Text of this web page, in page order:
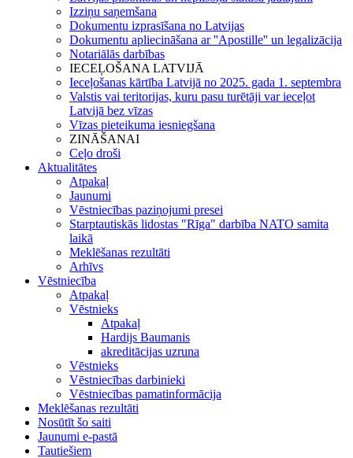
Izziņu saņemšana
Dokumentu izprasīšana no Latvijas
Dokumentu apliecināšana ar ''Apostille'' un legalizācija
Notariālās darbības
IECEĻOŠANA LATVIJĀ
Ieceļošanas kārtība Latvijā no 2025. gada 1. septembra
Valstis vai teritorijas, kuru pasu turētāji var ieceļot
Latvijā bez vīzas
Vīzas pieteikuma iesniegšana
ZINĀŠANAI
Ceļo droši
Aktualitātes
Atpakaļ
Jaunumi
Vēstniecības paziņojumi presei
Starptautiskās lidostas "Rīga" darbība NATO samita
laikā
Meklēšanas rezultāti
Arhīvs
Vēstniecība
Atpakaļ
Vēstnieks
Atpakaļ
Hardijs Baumanis
akreditācijas uzruna
Vēstnieks
Vēstniecības darbinieki
Vēstniecības pamatinformācija
Meklēšanas rezultāti
Nosūtīt šo saiti
Jaunumi e-pastā
Tautiešiem